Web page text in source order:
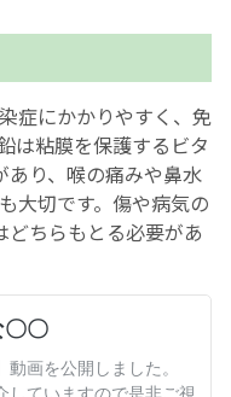
症にかかりやすく、免
は粘膜を保護するビタ
あり、喉の痛みや鼻水
大切です。傷や病気の
どちらもとる必要があ